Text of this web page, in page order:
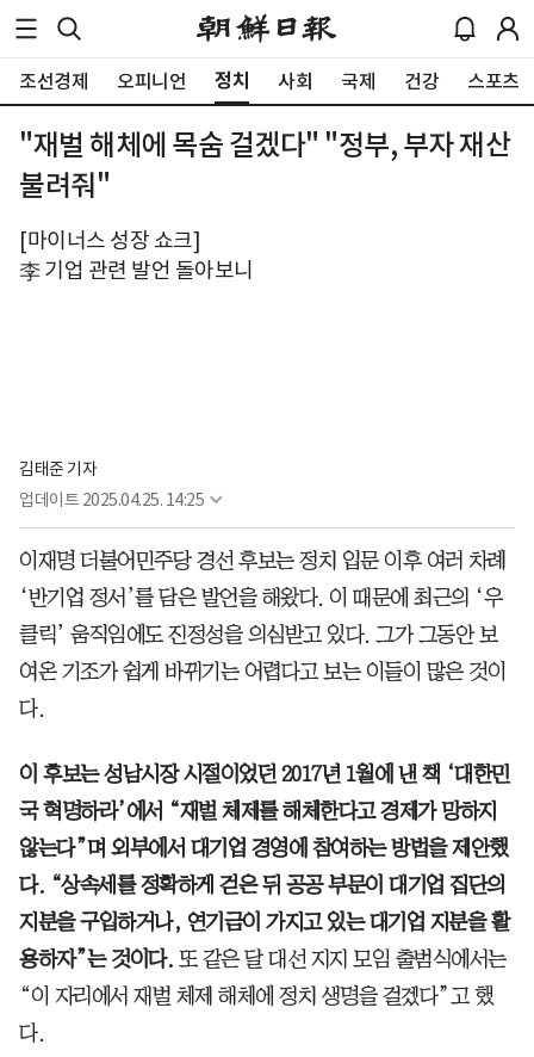
조선경제 오피니언 정치 사회 국제 건강 스포츠
"재벌 해체에 목숨 걸겠다" "정부, 부자 재산
불려줘"
[마이너스 성장 쇼크]
李 기업 관련 발언 돌아보니
김태준 기자
업데이트 2025.04.25. 14:25
이재명 더불어민주당 경선 후보는 정치 입문 이후 여러 차례
‘반기업 정서’를 담은 발언을 해왔다. 이 때문에 최근의 ‘우
클릭’ 움직임에도 진정성을 의심받고 있다. 그가 그동안 보
여온 기조가 쉽게 바뀌기는 어렵다고 보는 이들이 많은 것이
다.
이 후보는 성남시장 시절이었던 2017년 1월에 낸 책 ‘대한민
국 혁명하라’에서 “재벌 체제를 해체한다고 경제가 망하지
않는다”며 외부에서 대기업 경영에 참여하는 방법을 제안했
다. “상속세를 정확하게 걷은 뒤 공공 부문이 대기업 집단의
지분을 구입하거나, 연기금이 가지고 있는 대기업 지분을 활
용하자”는 것이다. 또 같은 달 대선 지지 모임 출범식에서는
“이 자리에서 재벌 체제 해체에 정치 생명을 걸겠다”고 했
다.